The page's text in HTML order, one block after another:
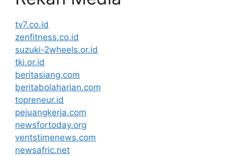
tv7.co.id
zenfitness.co.id
suzuki-2wheels.or.id
tki.or.id
beritasiang.com
beritabolaharian.com
topreneur.id
pejuangkerja.com
newsfortoday.org
ventstimenews.com
newsafric.net